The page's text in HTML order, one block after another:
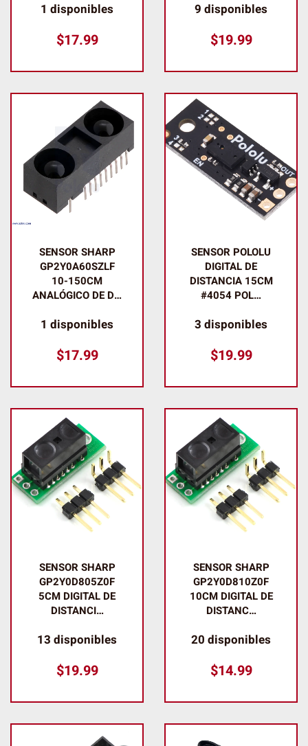
1 disponibles
$17.99
9 disponibles
$19.99
SENSOR SHARP
GP2Y0A60SZLF
10-150CM
ANALÓGICO DE D…
1 disponibles
$17.99
SENSOR POLOLU
DIGITAL DE
DISTANCIA 15CM
#4054 POL…
3 disponibles
$19.99
SENSOR SHARP
GP2Y0D805Z0F
5CM DIGITAL DE
DISTANCI…
13 disponibles
$19.99
SENSOR SHARP
GP2Y0D810Z0F
10CM DIGITAL DE
DISTANC…
20 disponibles
$14.99